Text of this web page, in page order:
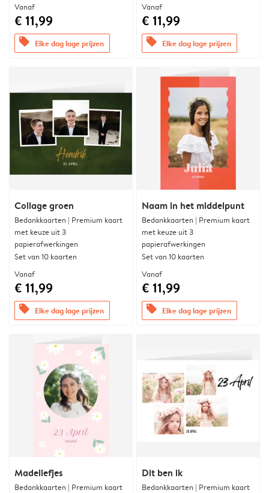
Vanaf
€ 11,99
offers Elke dag lage prijzen
Vanaf
€ 11,99
offers Elke dag lage prijzen
Collage groen
Bedankkaarten | Premium kaart
met keuze uit 3
papierafwerkingen
Set van 10 kaarten
Vanaf
€ 11,99
offers Elke dag lage prijzen
Naam in het middelpunt
Bedankkaarten | Premium kaart
met keuze uit 3
papierafwerkingen
Set van 10 kaarten
Vanaf
€ 11,99
offers Elke dag lage prijzen
Madeliefjes
Bedankkaarten | Premium kaart
Dit ben ik
Bedankkaarten | Premium kaart